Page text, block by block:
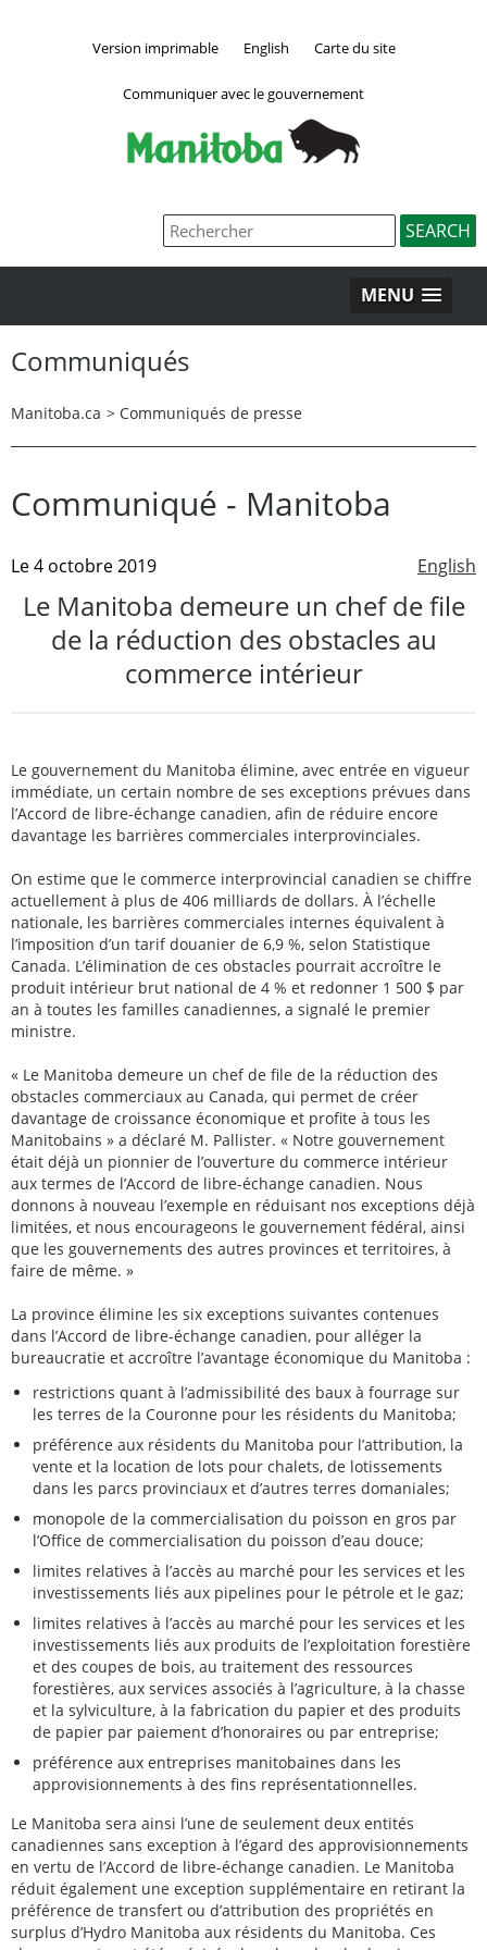
Version imprimable English Carte du site
Communiquer avec le gouvernement
MENU
Communiqués
Manitoba.ca > Communiqués de presse
Communiqué - Manitoba
English
Le 4 octobre 2019
Le Manitoba demeure un chef de file
de la réduction des obstacles au
commerce intérieur
Le gouvernement du Manitoba élimine, avec entrée en vigueur
immédiate, un certain nombre de ses exceptions prévues dans
l’Accord de libre-échange canadien, afin de réduire encore
davantage les barrières commerciales interprovinciales.
On estime que le commerce interprovincial canadien se chiffre
actuellement à plus de 406 milliards de dollars. À l’échelle
nationale, les barrières commerciales internes équivalent à
l’imposition d’un tarif douanier de 6,9 %, selon Statistique
Canada. L’élimination de ces obstacles pourrait accroître le
produit intérieur brut national de 4 % et redonner 1 500 $ par
an à toutes les familles canadiennes, a signalé le premier
ministre.
« Le Manitoba demeure un chef de file de la réduction des
obstacles commerciaux au Canada, qui permet de créer
davantage de croissance économique et profite à tous les
Manitobains » a déclaré M. Pallister. « Notre gouvernement
était déjà un pionnier de l’ouverture du commerce intérieur
aux termes de l’Accord de libre-échange canadien. Nous
donnons à nouveau l’exemple en réduisant nos exceptions déjà
limitées, et nous encourageons le gouvernement fédéral, ainsi
que les gouvernements des autres provinces et territoires, à
faire de même. »
La province élimine les six exceptions suivantes contenues
dans l’Accord de libre-échange canadien, pour alléger la
bureaucratie et accroître l’avantage économique du Manitoba :
restrictions quant à l’admissibilité des baux à fourrage sur
les terres de la Couronne pour les résidents du Manitoba;
préférence aux résidents du Manitoba pour l’attribution, la
vente et la location de lots pour chalets, de lotissements
dans les parcs provinciaux et d’autres terres domaniales;
monopole de la commercialisation du poisson en gros par
l’Office de commercialisation du poisson d’eau douce;
limites relatives à l’accès au marché pour les services et les
investissements liés aux pipelines pour le pétrole et le gaz;
limites relatives à l’accès au marché pour les services et les
investissements liés aux produits de l’exploitation forestière
et des coupes de bois, au traitement des ressources
forestières, aux services associés à l’agriculture, à la chasse
et la sylviculture, à la fabrication du papier et des produits
de papier par paiement d’honoraires ou par entreprise;
préférence aux entreprises manitobaines dans les
approvisionnements à des fins représentationnelles.
Le Manitoba sera ainsi l’une de seulement deux entités
canadiennes sans exception à l’égard des approvisionnements
en vertu de l’Accord de libre-échange canadien. Le Manitoba
réduit également une exception supplémentaire en retirant la
préférence de transfert ou d’attribution des propriétés en
surplus d’Hydro Manitoba aux résidents du Manitoba. Ces